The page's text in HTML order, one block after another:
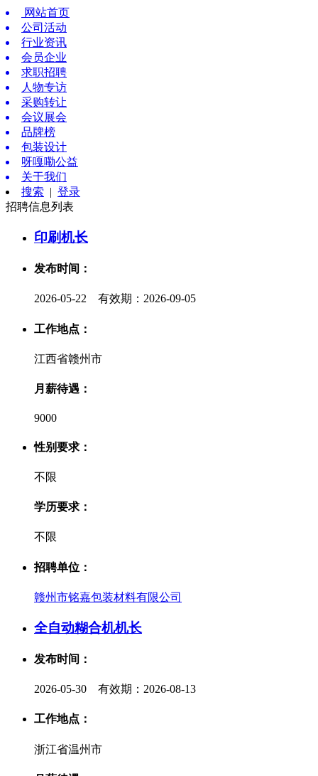
网站首页
公司活动
行业资讯
会员企业
求职招聘
人物专访
采购转让
会议展会
品牌榜
包装设计
呀嘎嘞公益
关于我们
搜索 | 登录
招聘信息列表
印刷机长
发布时间：
2026-05-22 有效期：2026-09-05
工作地点：
江西省赣州市
月薪待遇：
9000
性别要求：
不限
学历要求：
不限
招聘单位：
赣州市铭嘉包装材料有限公司
全自动糊合机机长
发布时间：
2026-05-30 有效期：2026-08-13
工作地点：
浙江省温州市